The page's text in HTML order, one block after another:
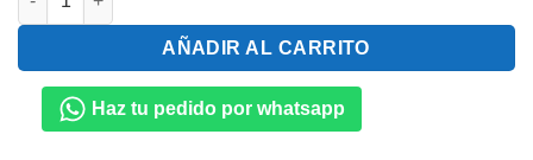
AÑADIR AL CARRITO
Haz tu pedido por whatsapp